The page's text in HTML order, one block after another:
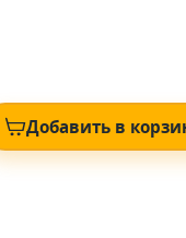
Добавить в